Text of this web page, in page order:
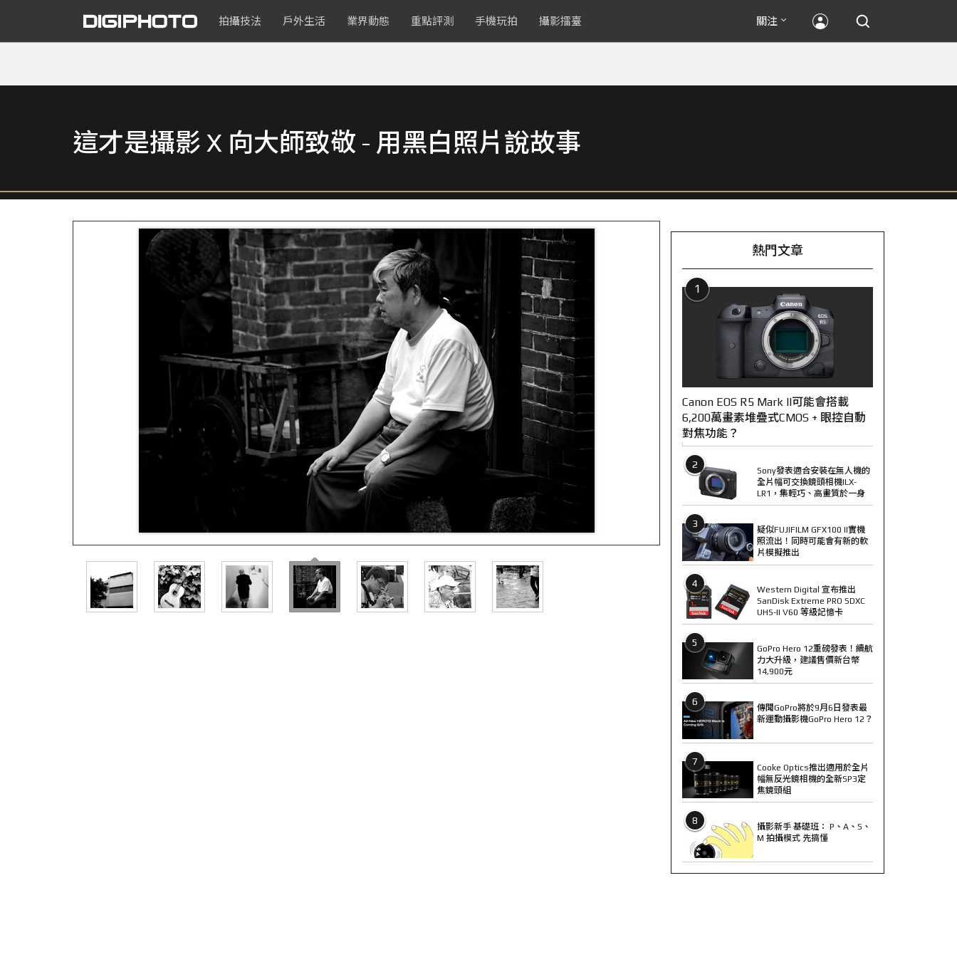
拍攝技法 戶外生活 業界動態 重點評測 手機玩拍 攝影擂臺 關注
這才是攝影 X 向大師致敬 - 用黑白照片說故事
熱門文章
1
Canon EOS R5 Mark II可能會搭載
6,200萬畫素堆疊式CMOS + 眼控自動
對焦功能？
2
Sony發表適合安裝在無人機的
全片幅可交換鏡頭相機ILX-
LR1，集輕巧、高畫質於一身
3
疑似FUJIFILM GFX100 II實機
照流出！同時可能會有新的軟
片模擬推出
4
Western Digital 宣布推出
SanDisk Extreme PRO SDXC
UHS-II V60 等級記憶卡
5
GoPro Hero 12重磅發表！續航
力大升級，建議售價新台幣
14,900元
6
傳聞GoPro將於9月6日發表最
新運動攝影機GoPro Hero 12？
7
Cooke Optics推出適用於全片
幅無反光鏡相機的全新SP3定
焦鏡頭組
8
攝影新手 基礎班： P、A、S、
M 拍攝模式 先搞懂